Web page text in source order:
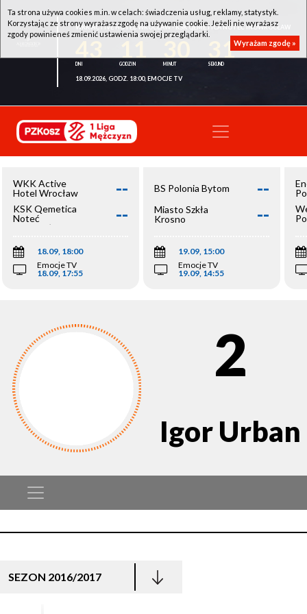
WKK ACTIVE HOTEL WROCŁAW - KSK QEMETICA NOTEĆ INOWROCŁAW
31
18.09.2026, GODZ. 18:00, EMOCJE TV
WKK Active
Hotel Wrocław
--
KSK Qemetica
Noteć
Inowrocław
--
18.09, 18:00
Emocje TV
18.09, 17:55
BS Polonia Bytom --
Miasto Szkła
Krosno
--
19.09, 15:00
Emocje TV
19.09, 14:55
2
Igor Urban
SEZON 2016/2017
Ta strona używa cookies m.in. w celach: świadczenia usług, reklamy, statystyk.
Korzystając ze strony wyrażasz zgodę na używanie cookie. Jeżeli nie wyrażasz
zgody powinieneś zmienić ustawienia swojej przeglądarki.
Wyrażam zgodę »